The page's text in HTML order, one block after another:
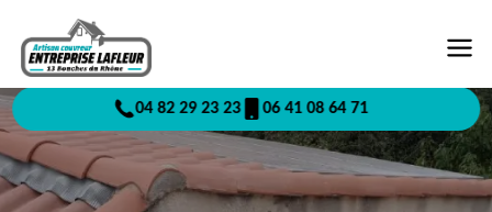
04 82 29 23 23 06 41 08 64 71